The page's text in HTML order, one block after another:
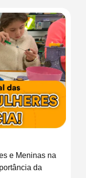
e Meninas na
da